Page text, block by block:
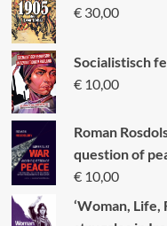
€30,00
Socialistisch
€10,00
Roman
question of
€10,00
‘Woman,